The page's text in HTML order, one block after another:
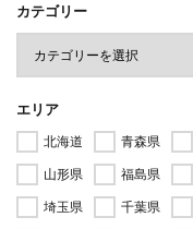
カテゴリー
エリア
北海道 青森県
山形県
福島県
埼玉県
千葉県